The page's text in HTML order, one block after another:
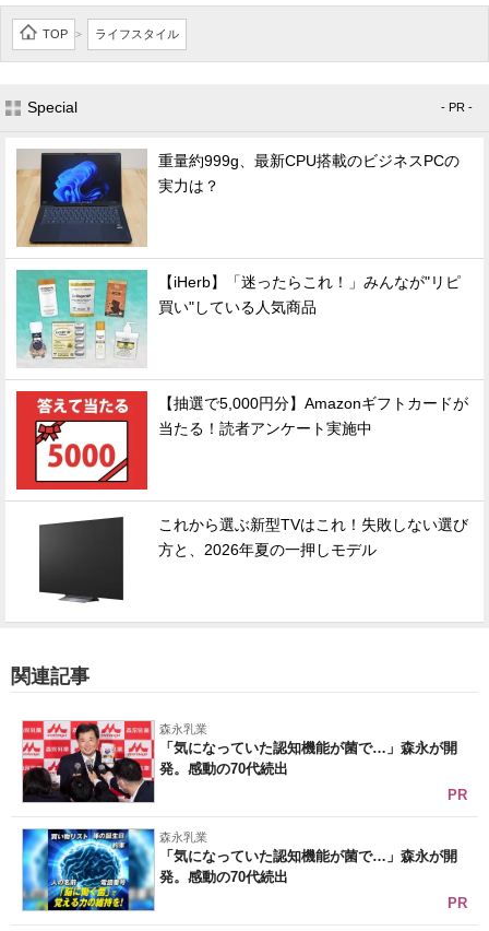
TOP > ライフスタイル
Special - PR -
重量約999g、最新CPU搭載のビジネスPCの
実力は？
【iHerb】「迷ったらこれ！」みんなが"リピ
買い"している人気商品
【抽選で5,000円分】Amazonギフトカードが
当たる！読者アンケート実施中
これから選ぶ新型TVはこれ！失敗しない選び
方と、2026年夏の一押しモデル
関連記事
森永乳業
「気になっていた認知機能が菌で…」森永が開
発。感動の70代続出
PR
森永乳業
「気になっていた認知機能が菌で…」森永が開
発。感動の70代続出
PR